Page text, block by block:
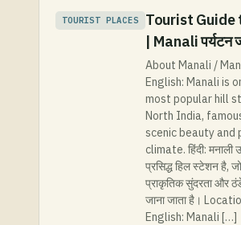
TOURIST PLACES
Tourist Guide
| Manali पर्यटन
About Manali /
English: Manali is
most popular hill
North India,
scenic beauty and
climate. हिंदी: मनाली
प्रसिद्ध हिल स्टेशन है,
प्राकृतिक सुंदरता और
जाना जाता है।
English: Manali […]